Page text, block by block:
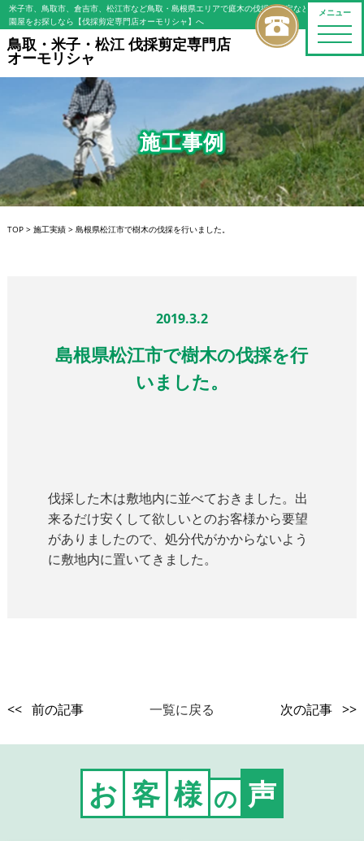
メニュー
toggle
米子市、鳥取市、倉吉市、松江市など鳥取・島根県エリアで庭木の伐採・剪定などの植木屋/造
園屋をお探しなら【伐採剪定専門店オーモリシャ】へ
鳥取・米子・松江 伐採剪定専門店
オーモリシャ
施工事例
TOP> 施工実績> 島根県松江市で樹木の伐採を行いました。
2019.3.2
島根県松江市で樹木の伐採を行
いました。
伐採した木は敷地内に並べておきました。出
来るだけ安くして欲しいとのお客様から要望
がありましたので、処分代がかからないよう
に敷地内に置いてきました。
<< 前の記事 一覧に戻る 次の記事 >>
お 客 様 の 声